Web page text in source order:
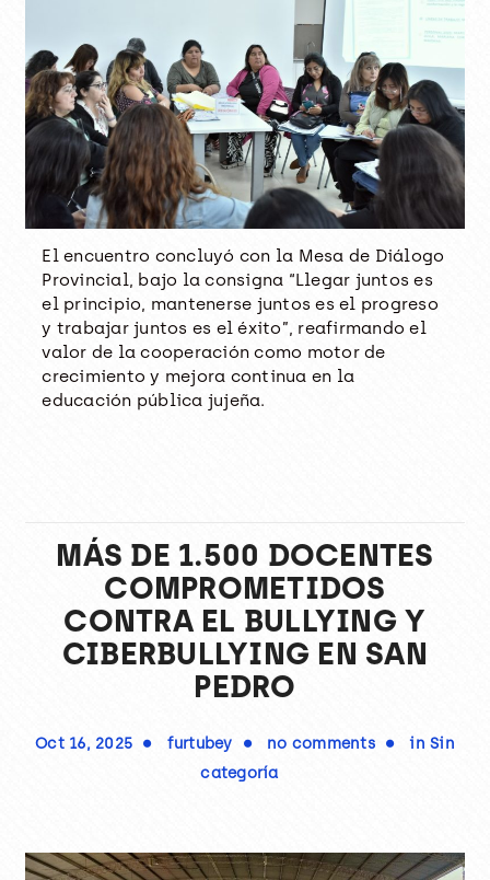
El encuentro concluyó con la Mesa de Diálogo
Provincial, bajo la consigna “Llegar juntos es
el principio, mantenerse juntos es el progreso
y trabajar juntos es el éxito”, reafirmando el
valor de la cooperación como motor de
crecimiento y mejora continua en la
educación pública jujeña.
MÁS DE 1.500 DOCENTES
COMPROMETIDOS
CONTRA EL BULLYING Y
CIBERBULLYING EN SAN
PEDRO
Oct 16, 2025 furtubey no comments inSin
categoría